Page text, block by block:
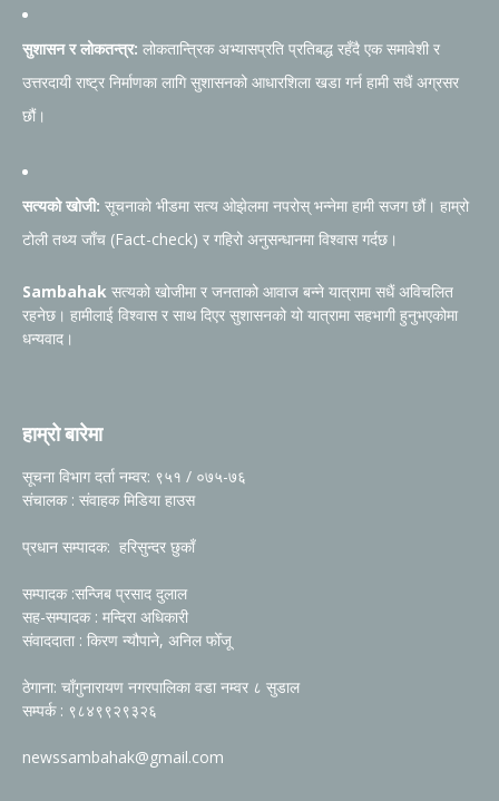
सुशासन र लोकतन्त्र: लोकतान्त्रिक अभ्यासप्रति प्रतिबद्ध रहँदै एक समावेशी र
उत्तरदायी राष्ट्र निर्माणका लागि सुशासनको आधारशिला खडा गर्न हामी सधैं अग्रसर
छौं।
सत्यको खोजी: सूचनाको भीडमा सत्य ओझेलमा नपरोस् भन्नेमा हामी सजग छौं। हाम्रो
टोली तथ्य जाँच (Fact-check) र गहिरो अनुसन्धानमा विश्वास गर्दछ।
Sambahak सत्यको खोजीमा र जनताको आवाज बन्ने यात्रामा सधैं अविचलित
रहनेछ। हामीलाई विश्वास र साथ दिएर सुशासनको यो यात्रामा सहभागी हुनुभएकोमा
धन्यवाद।
हाम्रो बारेमा
सूचना विभाग दर्ता नम्वर: ९५१ / ०७५-७६
संचालक : संवाहक मिडिया हाउस
प्रधान सम्पादक: हरिसुन्दर छुकाँ
सम्पादक :सन्जिब प्रसाद दुलाल
सह-सम्पादक : मन्दिरा अधिकारी
संवाददाता : किरण न्यौपाने, अनिल फोँजू
ठेगाना: चाँगुनारायण नगरपालिका वडा नम्वर ८ सुडाल
सम्पर्क : ९८४९९२९३२६
newssambahak@gmail.com